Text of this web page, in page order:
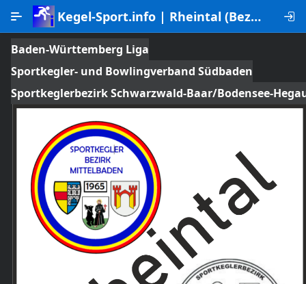
Skip to Main Content
Kegel-Sport.info | Rheintal (Bezirke Mittelbaden | Breisgau-Oberrhein)
Auswertungen
eSpielerkarte
Kegelbahn Suche
Baden-Württemberg Liga
Sportkegler- und Bowlingverband Südbaden
Sportkeglerbezirk Schwarzwald-Baar/Bodensee-